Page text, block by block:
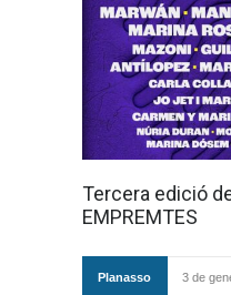
Tercera edició
EMPREMTES
Planasso 3 de